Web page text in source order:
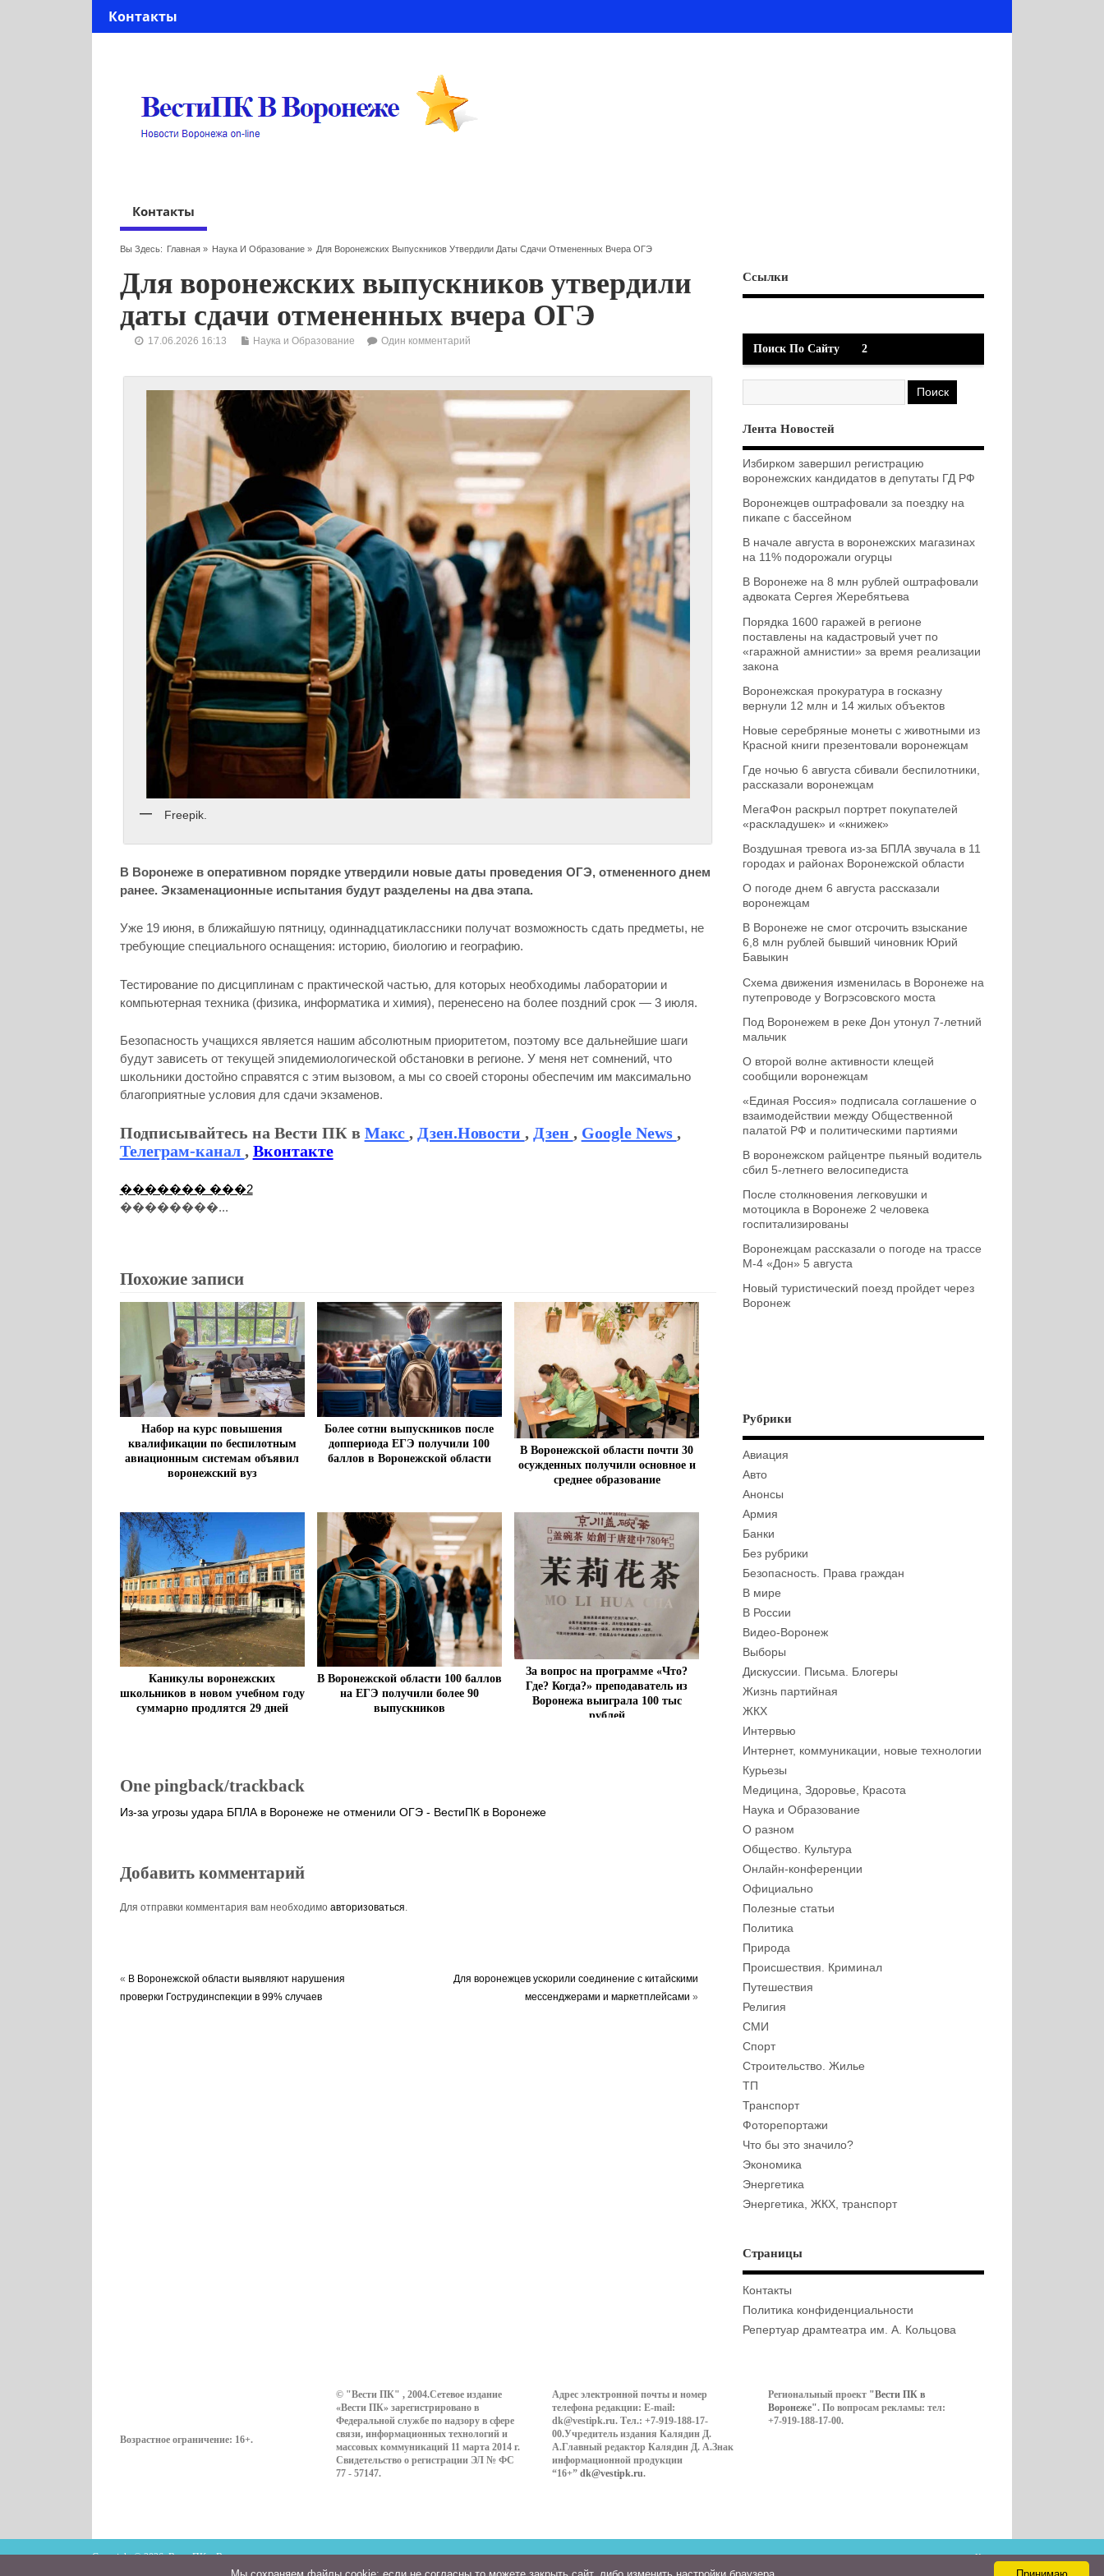
Контакты
Контакты
Вы Здесь: Главная» Наука И Образование » Для Воронежских Выпускников Утвердили Даты Сдачи Отмененных Вчера ОГЭ
Для воронежских выпускников утвердили
даты сдачи отмененных вчера ОГЭ
17.06.2026 16:13 Наука и Образование Один комментарий
Freepik.
В Воронеже в оперативном порядке утвердили новые даты проведения ОГЭ, отмененного днем
ранее. Экзаменационные испытания будут разделены на два этапа.
Уже 19 июня, в ближайшую пятницу, одиннадцатиклассники получат возможность сдать предметы, не
требующие специального оснащения: историю, биологию и географию.
Тестирование по дисциплинам с практической частью, для которых необходимы лаборатории и
компьютерная техника (физика, информатика и химия), перенесено на более поздний срок — 3 июля.
Безопасность учащихся является нашим абсолютным приоритетом, поэтому все дальнейшие шаги
будут зависеть от текущей эпидемиологической обстановки в регионе. У меня нет сомнений, что
школьники достойно справятся с этим вызовом, а мы со своей стороны обеспечим им максимально
благоприятные условия для сдачи экзаменов.
Подписывайтесь на Вести ПК в Макс , Дзен.Новости , Дзен , Google News ,
Телеграм-канал , Вконтакте
������� ���2
��������...
Похожие записи
Набор на курс повышения
квалификации по беспилотным
авиационным системам объявил
воронежский вуз
Более сотни выпускников после
доппериода ЕГЭ получили 100
баллов в Воронежской области
В Воронежской области почти 30
осужденных получили основное и
среднее образование
Каникулы воронежских
школьников в новом учебном году
суммарно продлятся 29 дней
В Воронежской области 100 баллов
на ЕГЭ получили более 90
выпускников
За вопрос на программе «Что?
Где? Когда?» преподаватель из
Воронежа выиграла 100 тыс
рублей
One pingback/trackback
Из-за угрозы удара БПЛА в Воронеже не отменили ОГЭ - ВестиПК в Воронеже
Добавить комментарий
Для отправки комментария вам необходимо авторизоваться
« В Воронежской области выявляют нарушения
проверки Гострудинспекции в 99% случаев
Для воронежцев ускорили соединение с китайскими
мессенджерами и маркетплейсами »
Ссылки
Поиск По Сайту 2
Лента Новостей
Избирком завершил регистрацию
воронежских кандидатов в депутаты ГД РФ
Воронежцев оштрафовали за поездку на
пикапе с бассейном
В начале августа в воронежских магазинах
на 11% подорожали огурцы
В Воронеже на 8 млн рублей оштрафовали
адвоката Сергея Жеребятьева
Порядка 1600 гаражей в регионе
поставлены на кадастровый учет по
«гаражной амнистии» за время реализации
закона
Воронежская прокуратура в госказну
вернули 12 млн и 14 жилых объектов
Новые серебряные монеты с животными из
Красной книги презентовали воронежцам
Где ночью 6 августа сбивали беспилотники,
рассказали воронежцам
МегаФон раскрыл портрет покупателей
«раскладушек» и «книжек»
Воздушная тревога из-за БПЛА звучала в 11
городах и районах Воронежской области
О погоде днем 6 августа рассказали
воронежцам
В Воронеже не смог отсрочить взыскание
6,8 млн рублей бывший чиновник Юрий
Бавыкин
Схема движения изменилась в Воронеже на
путепроводе у Вогрэсовского моста
Под Воронежем в реке Дон утонул 7-летний
мальчик
О второй волне активности клещей
сообщили воронежцам
«Единая Россия» подписала соглашение о
взаимодействии между Общественной
палатой РФ и политическими партиями
В воронежском райцентре пьяный водитель
сбил 5-летнего велосипедиста
После столкновения легковушки и
мотоцикла в Воронеже 2 человека
госпитализированы
Воронежцам рассказали о погоде на трассе
М-4 «Дон» 5 августа
Новый туристический поезд пройдет через
Воронеж
Рубрики
Авиация
Авто
Анонсы
Армия
Банки
Без рубрики
Безопасность. Права граждан
В мире
В России
Видео-Воронеж
Выборы
Дискуссии. Письма. Блогеры
Жизнь партийная
ЖКХ
Интервью
Интернет, коммуникации, новые технологии
Курьезы
Медицина, Здоровье, Красота
Наука и Образование
О разном
Общество. Культура
Онлайн-конференции
Официально
Полезные статьи
Политика
Природа
Происшествия. Криминал
Путешествия
Религия
СМИ
Спорт
Строительство. Жилье
ТП
Транспорт
Фоторепортажи
Что бы это значило?
Экономика
Энергетика
Энергетика, ЖКХ, транспорт
Страницы
Контакты
Политика конфиденциальности
Репертуар драмтеатра им. А. Кольцова
Возрастное ограничение: 16+.
© "Вести ПК" , 2004.Сетевое издание
«Вести ПК» зарегистрировано в
Федеральной службе по надзору в сфере
связи, информационных технологий и
массовых коммуникаций 11 марта 2014 г.
Свидетельство о регистрации ЭЛ № ФС
77 - 57147.
Адрес электронной почты и номер
телефона редакции: E-mail:
dk@vestipk.ru. Тел.: +7-919-188-17-
00.Учредитель издания Калядин Д.
А.Главный редактор Калядин Д. А.Знак
информационной продукции
“16+” dk@vestipk.ru.
Региональный проект "Вести ПК в
Воронеже". По вопросам рекламы: тел:
+7-919-188-17-00.
Copyright © 2026. ВестиПК в Воронеже Контакты